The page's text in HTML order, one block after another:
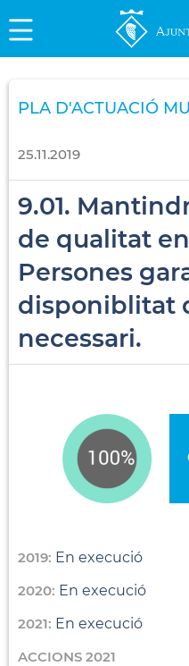
PLA D'ACTUACIÓ
25.11.2019
9.01.
de qualitat
Persones
disponiblitat
necessari.
2019: En execució
2020: En execució
2021: En execució
ACCIONS 2021